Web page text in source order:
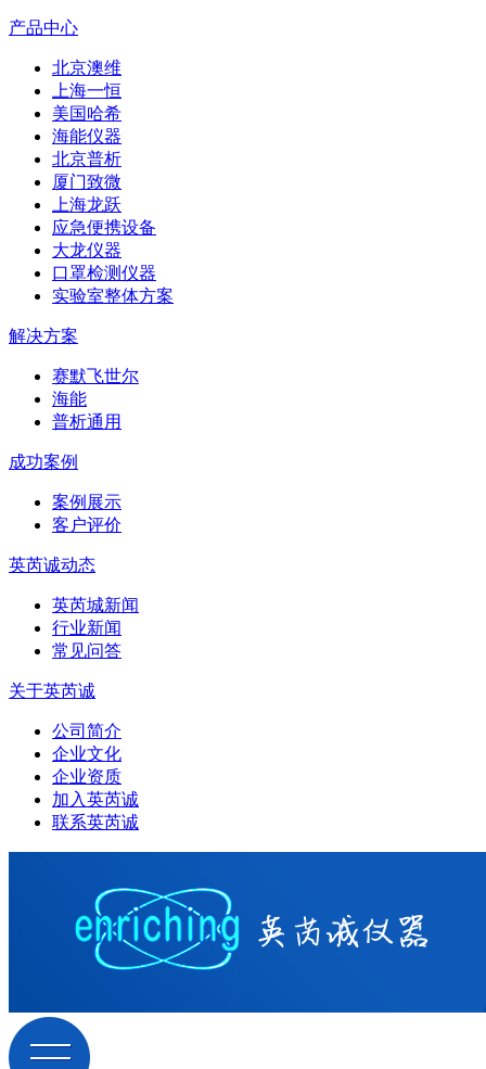
产品中心
北京澳维
上海一恒
美国哈希
海能仪器
北京普析
厦门致微
上海龙跃
应急便携设备
大龙仪器
口罩检测仪器
实验室整体方案
解决方案
赛默飞世尔
海能
普析通用
成功案例
案例展示
客户评价
英芮诚动态
英芮城新闻
行业新闻
常见问答
关于英芮诚
公司简介
企业文化
企业资质
加入英芮诚
联系英芮诚